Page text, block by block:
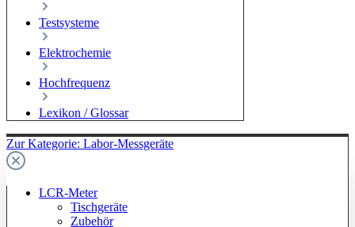
Testsysteme
Elektrochemie
Hochfrequenz
Lexikon / Glossar
Zur Kategorie: Labor-Messgeräte
LCR-Meter
Tischgeräte
Zubehör